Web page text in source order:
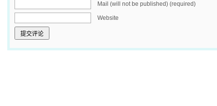
Mail (will not be published) (required)
Website